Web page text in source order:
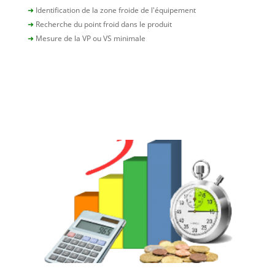
➜ Identification de la zone froide de l'équipement
➜ Recherche du point froid dans le produit
➜ Mesure de la VP ou VS minimale